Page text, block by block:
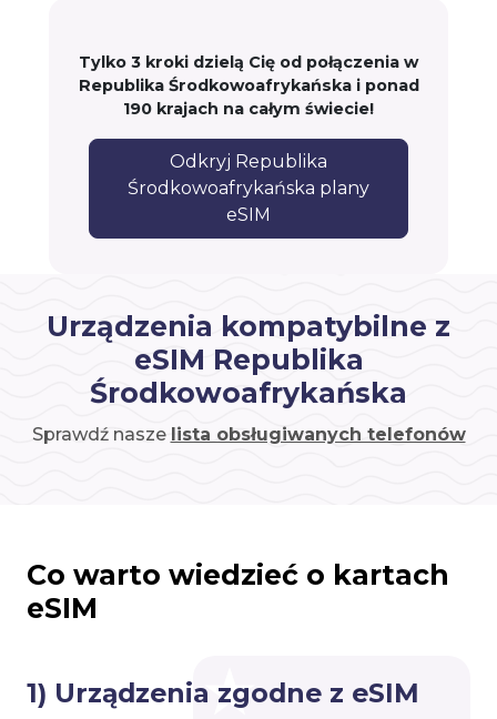
Tylko 3 kroki dzielą Cię od połączenia w
Republika Środkowoafrykańska i ponad
190 krajach na całym świecie!
Odkryj Republika
Środkowoafrykańska plany
eSIM
Urządzenia kompatybilne z
eSIM Republika
Środkowoafrykańska
Sprawdź nasze lista obsługiwanych telefonów
Co warto wiedzieć o kartach
eSIM
1) Urządzenia zgodne z eSIM